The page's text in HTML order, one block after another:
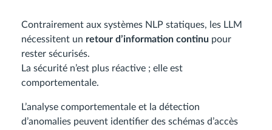
Contrairement aux systèmes NLP statiques, les LLM
nécessitent un retour d’information continu pour
rester sécurisés.
La sécurité n’est plus réactive ; elle est
comportementale.
L’analyse comportementale et la détection
d’anomalies peuvent identifier des schémas d’accès